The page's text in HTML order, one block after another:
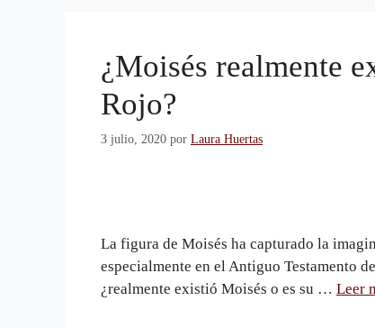
¿Moisés realmente
Rojo?
3 julio, 2020 por Laura Huertas
La figura de Moisés ha capturado la
especialmente en el Antiguo Testamento
¿realmente existió Moisés o es su … Leer